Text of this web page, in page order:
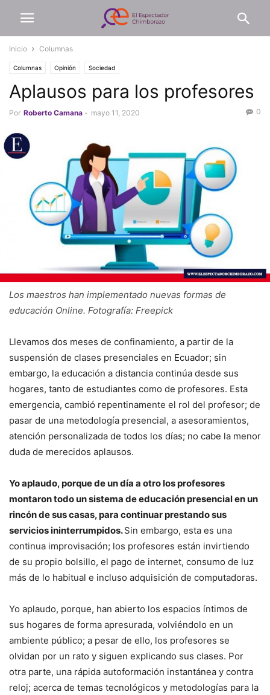
Inicio Columnas
Columnas Opinión Sociedad
Aplausos para los profesores
Por Roberto Camana - mayo 11, 2020 0
Los maestros han implementado nuevas formas de
educación Online. Fotografía: Freepick
Llevamos dos meses de confinamiento, a partir de la
suspensión de clases presenciales en Ecuador; sin
embargo, la educación a distancia continúa desde sus
hogares, tanto de estudiantes como de profesores. Esta
emergencia, cambió repentinamente el rol del profesor; de
pasar de una metodología presencial, a asesoramientos,
atención personalizada de todos los días; no cabe la menor
duda de merecidos aplausos.
Yo aplaudo, porque de un día a otro los profesores
montaron todo un sistema de educación presencial en un
rincón de sus casas, para continuar prestando sus
servicios ininterrumpidos.Sin embargo, esta es una
continua improvisación; los profesores están invirtiendo
de su propio bolsillo, el pago de internet, consumo de luz
más de lo habitual e incluso adquisición de computadoras.
Yo aplaudo, porque, han abierto los espacios íntimos de
sus hogares de forma apresurada, volviéndolo en un
ambiente público; a pesar de ello, los profesores se
olvidan por un rato y siguen explicando sus clases. Por
otra parte, una rápida autoformación instantánea y contra
reloj; acerca de temas tecnológicos y metodologías para la